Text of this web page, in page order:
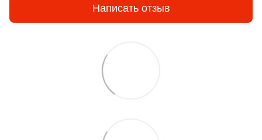
Написать отзыв